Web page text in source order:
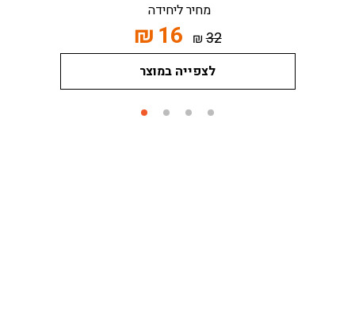
מחיר ליחידה
32
₪
16
₪
לצפייה במוצר